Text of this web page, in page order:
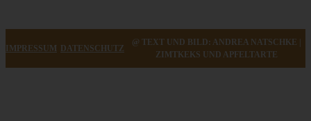
IMPRESSUM DATENSCHUTZ
@ TEXT UND BILD: ANDREA NATSCHKE |
ZIMTKEKS UND APFELTARTE